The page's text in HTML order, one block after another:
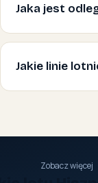
Jaka jest
Jakie linie
Zobacz więcej